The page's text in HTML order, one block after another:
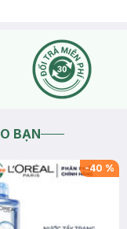
BẠN
-40 %